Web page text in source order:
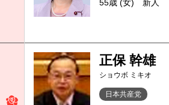
55歳 (女) 新人
正保 幹雄
ショウボ ミキオ
日本共産党